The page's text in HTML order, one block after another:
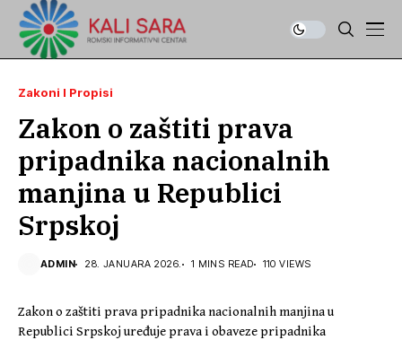
Zakoni I Propisi
Zakon o zaštiti prava
pripadnika nacionalnih
manjina u Republici
Srpskoj
ADMIN 28. JANUARA 2026. 1 MINS READ 110 VIEWS
Zakon o zaštiti prava pripadnika nacionalnih manjina u
Republici Srpskoj uređuje prava i obaveze pripadnika